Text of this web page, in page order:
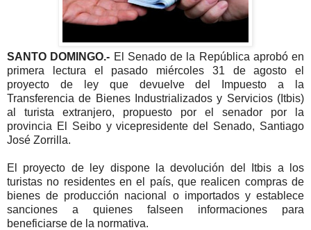
SANTO DOMINGO.- El Senado de la República aprobó en
primera lectura el pasado miércoles 31 de agosto el
proyecto de ley que devuelve del Impuesto a la
Transferencia de Bienes Industrializados y Servicios (Itbis)
al turista extranjero, propuesto por el senador por la
provincia El Seibo y vicepresidente del Senado, Santiago
José Zorrilla.
El proyecto de ley dispone la devolución del Itbis a los
turistas no residentes en el país, que realicen compras de
bienes de producción nacional o importados y establece
sanciones a quienes falseen informaciones para
beneficiarse de la normativa.